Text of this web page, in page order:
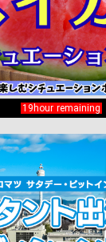
19hour remaining